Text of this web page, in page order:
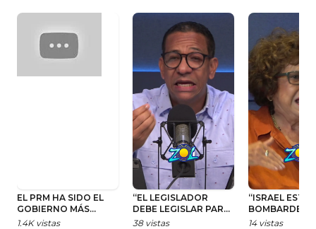
EL PRM HA SIDO EL
GOBIERNO MÁS
GOLPEADO DE LA
1.4K vistas
“EL LEGISLADOR
DEBE LEGISLAR PARA
LOS DERECHOS PERO
38 vistas
“ISRAEL ESTÁ
YEMEN”
14 vistas